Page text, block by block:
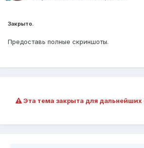
Закрыто.
Предоставь полные скриншоты.
Эта тема закрыта для дальнейших